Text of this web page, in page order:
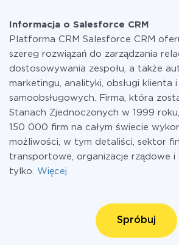
Informacja o Salesforce CRM
Platforma CRM Salesforce CRM
szereg rozwiązań do zarządzania
dostosowywania zespołu, a także
marketingu, analityki, obsługi klienta
samoobsługowych. Firma, która
Stanach Zjednoczonych w 1999
150 000 firm na całym świecie
możliwości, w tym detaliści, sektor
transportowe, organizacje rządowe
tylko. Więcej
Spróbuj